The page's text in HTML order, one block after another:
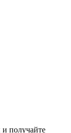
и получайте